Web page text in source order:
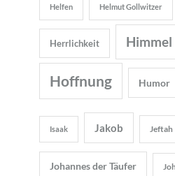
Helfen Helmut Gollwitzer
Herrlichkeit Himmel
Hoffnung Humor
Isaak Jakob Jeftah
Johannes der Täufer